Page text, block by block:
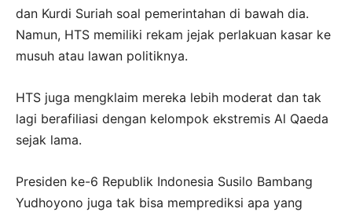
dan Kurdi Suriah soal pemerintahan di bawah dia.
Namun, HTS memiliki rekam jejak perlakuan kasar ke
musuh atau lawan politiknya.
HTS juga mengklaim mereka lebih moderat dan tak
lagi berafiliasi dengan kelompok ekstremis Al Qaeda
sejak lama.
Presiden ke-6 Republik Indonesia Susilo Bambang
Yudhoyono juga tak bisa memprediksi apa yang